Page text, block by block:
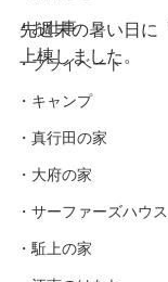
・お仕事
・プライベート
・キャンプ
・真行田の家
・大府の家
・サーファーズハウス
・駈上の家
先週末の暑い日に
上棟しました。